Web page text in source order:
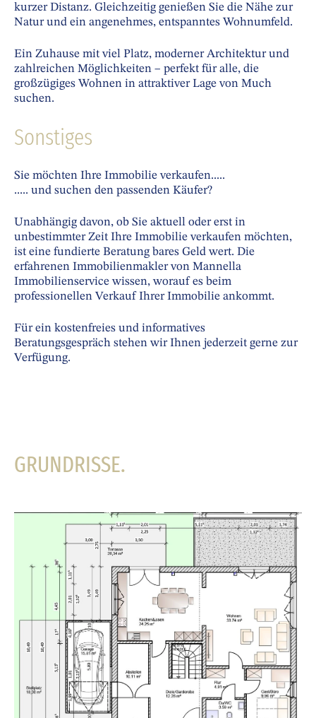
kurzer Distanz. Gleichzeitig genießen Sie die Nähe zur
Natur und ein angenehmes, entspanntes Wohnumfeld.
Ein Zuhause mit viel Platz, moderner Architektur und
zahlreichen Möglichkeiten – perfekt für alle, die
großzügiges Wohnen in attraktiver Lage von Much
suchen.
Sonstiges
Sie möchten Ihre Immobilie verkaufen.....
..... und suchen den passenden Käufer?
Unabhängig davon, ob Sie aktuell oder erst in
unbestimmter Zeit Ihre Immobilie verkaufen möchten,
ist eine fundierte Beratung bares Geld wert. Die
erfahrenen Immobilienmakler von Mannella
Immobilienservice wissen, worauf es beim
professionellen Verkauf Ihrer Immobilie ankommt.
Für ein kostenfreies und informatives
Beratungsgespräch stehen wir Ihnen jederzeit gerne zur
Verfügung.
GRUNDRISSE.